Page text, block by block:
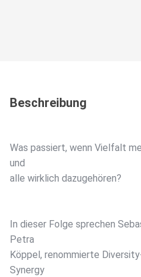
Beschreibung
Was passiert, wenn Vielfalt
und
alle wirklich dazugehören?
In dieser Folge sprechen
Petra
Köppel, renommierte
Synergy